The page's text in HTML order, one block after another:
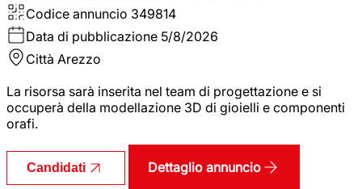
Codice annuncio 349814
Data di pubblicazione 5/8/2026
Città Arezzo
La risorsa sarà inserita nel team di progettazione e si
occuperà della modellazione 3D di gioielli e componenti
orafi.
Candidati Dettaglio annuncio